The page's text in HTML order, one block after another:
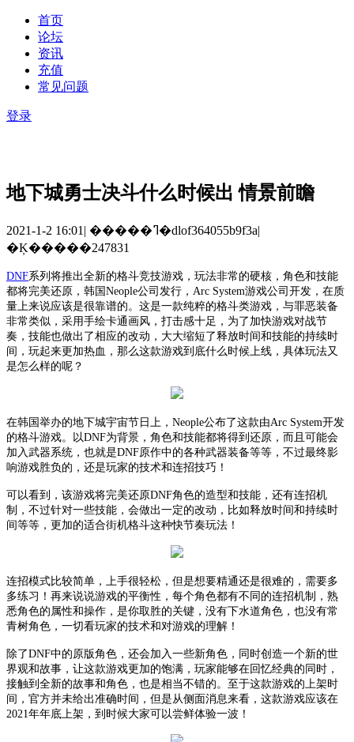
首页
论坛
资讯
充值
常见问题
登录
地下城勇士决斗什么时候出 情景前瞻
2021-1-2 16:01 | �����ߣ�dlof364055b9f3a|
�Ķ�����247831
DNF系列将推出全新的格斗竞技游戏，玩法非常的硬核，角色和技能
都将完美还原，韩国Neople公司发行，Arc System游戏公司开发，在质
量上来说应该是很靠谱的。这是一款纯粹的格斗类游戏，与罪恶装备
非常类似，采用手绘卡通画风，打击感十足，为了加快游戏对战节
奏，技能也做出了相应的改动，大大缩短了释放时间和技能的持续时
间，玩起来更加热血，那么这款游戏到底什么时候上线，具体玩法又
是怎么样的呢？
在韩国举办的地下城宇宙节日上， Neople公布了这款由Arc System开发
的格斗游戏。以DNF为背景，角色和技能都将得到还原，而且可能会
加入武器系统，也就是DNF原作中的各种武器装备等等，不过最终影
响游戏胜负的，还是玩家的技术和连招技巧！
可以看到，该游戏将完美还原DNF角色的造型和技能，还有连招机
制，不过针对一些技能，会做出一定的改动，比如释放时间和持续时
间等等，更加的适合街机格斗这种快节奏玩法！
连招模式比较简单，上手很轻松，但是想要精通还是很难的，需要多
多练习！再来说说游戏的平衡性，每个角色都有不同的连招机制，熟
悉角色的属性和操作，是你取胜的关键，没有下水道角色，也没有常
青树角色，一切看玩家的技术和对游戏的理解！
除了DNF中的原版角色，还会加入一些新角色，同时创造一个新的世
界观和故事，让这款游戏更加的饱满，玩家能够在回忆经典的同时，
接触到全新的故事和角色，也是相当不错的。至于这款游戏的上架时
间，官方并未给出准确时间，但是从侧面消息来看，这款游戏应该在
2021年年底上架，到时候大家可以尝鲜体验一波！